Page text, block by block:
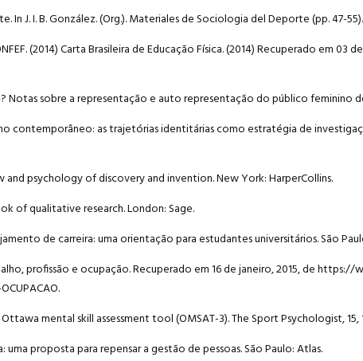
In J. I. B. González. (Org.). Materiales de Sociologia del Deporte (pp. 47-
(2014) Carta Brasileira de Educação Física. (2014) Recuperado em 03
Notas sobre a representação e auto representação do público feminino
contemporâneo: as trajetórias identitárias como estratégia de
and psychology of discovery and invention. New York: HarperCollins.
of qualitative research. London: Sage.
de carreira: uma orientação para estudantes universitários. São
profissão e ocupação. Recuperado em 16 de janeiro, 2015, de
Ottawa mental skill assessment tool (OMSAT-3). The Sport Psychologist, 15,
uma proposta para repensar a gestão de pessoas. São Paulo: Atlas.